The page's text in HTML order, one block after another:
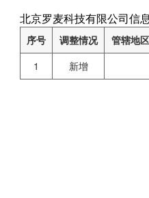
北京罗麦科技有限公司信
序号 调整情况 管辖地区
1
新增